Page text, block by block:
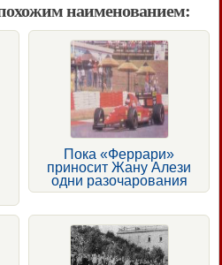
наименованием:
Пока «Феррари»
приносит Жану Алези
одни разочарования